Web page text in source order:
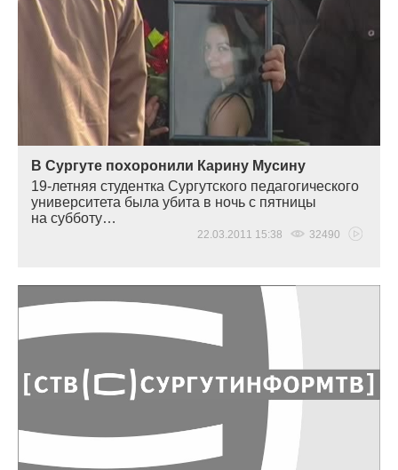
В Сургуте похоронили Карину Мусину
19-летняя студентка Сургутского педагогического
университета была убита в ночь с пятницы
на субботу…
22.03.2011 15:38 32490